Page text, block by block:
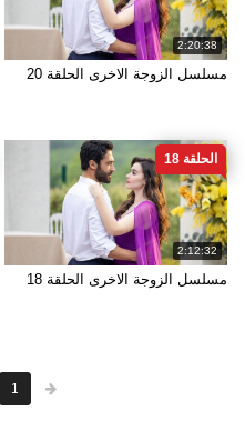
2:20:38
مسلسل الزوجة الاخرى الحلقة 20
2:12:32
الحلقة 18
مسلسل الزوجة الاخرى الحلقة 18
1